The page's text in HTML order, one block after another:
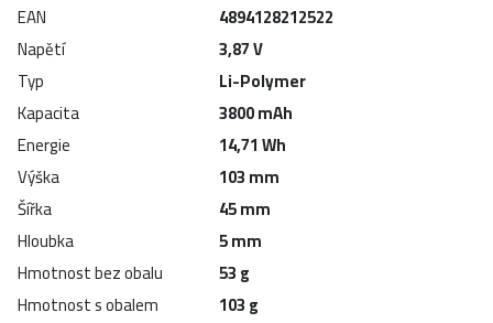
EAN
4894128212522
Napětí
3,87 V
Typ
Li-Polymer
Kapacita
3800 mAh
Energie
14,71 Wh
Výška
103 mm
Šířka
45 mm
Hloubka
5 mm
Hmotnost bez obalu
53 g
Hmotnost s obalem
103 g